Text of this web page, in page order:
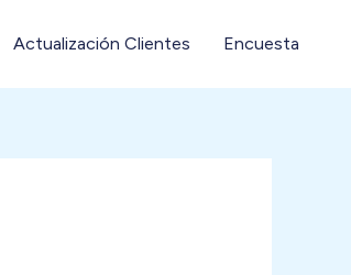
Actualización Clientes Encuesta